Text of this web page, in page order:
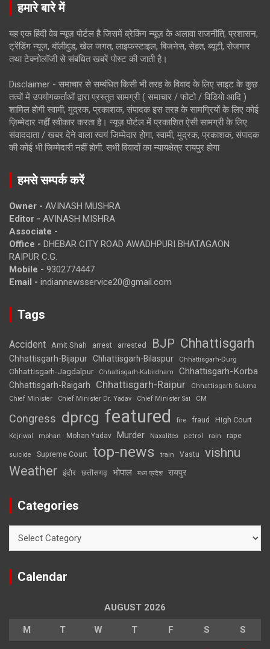
हमारे बारे में
यह एक हिंदी वेब न्यूज़ पोर्टल है जिसमें ब्रेकिंग न्यूज़ के अलावा राजनीति, प्रशासन,
ट्रेंडिंग न्यूज, बॉलीवुड, खेल जगत, लाइफस्टाइल, बिजनेस, सेहत, ब्यूटी, रोजगार
तथा टेक्नोलॉजी से संबंधित खबरें पोस्ट की जाती है।
Disclaimer - समाचार से सम्बंधित किसी भी तरह के विवाद के लिए साइट के कुछ
तत्वों में उपयोगकर्ताओं द्वारा प्रस्तुत सामग्री ( समाचार / फोटो / विडियो आदि )
शामिल होगी स्वामी, मुद्रक, प्रकाशक, संपादक इस तरह के सामग्रियों के लिए कोई
ज़िम्मेदार नहीं स्वीकार करता है। न्यूज़ पोर्टल में प्रकाशित ऐसी सामग्री के लिए
संवाददाता / खबर देने वाला स्वयं जिम्मेदार होगा, स्वामी, मुद्रक, प्रकाशक, संपादक
की कोई भी जिम्मेदारी नहीं होगी. सभी विवादों का न्यायक्षेत्र रायपुर होगा
हमसे सम्पर्क करें
Owner - AVINASH MUSHRA
Editor - AVINASH MISHRA
Associate -
Office - DHEBAR CITY ROAD AWADHPURI BHATAGAON
RAIPUR C.G.
Mobile - 9302774447
Email - indiannewsservice20@gmail.com
Tags
Accident Amit Shah arrest arrested BJP Chhattisgarh
Chhattisgarh-Bijapur Chhattisgarh-Bilaspur Chhattisgarh-Durg
Chhattisgarh-Jagdalpur Chhattisgarh-Kabirdham Chhattisgarh-Korba
Chhattisgarh-Raigarh Chhattisgarh-Raipur
Chhattisgarh-Sukma
Chief Minister
Chief Minister Dr. Yadav Chief Minister Sai CM
Congress dprcg featured fire fraud High Court
Kejriwal mohan Mohan Yadav Murder Naxalites petrol rain rape
suicide Supreme Court top-news train Vastu vishnu
Weather इंदौर छत्तीसगढ़ भोपाल मध्य प्रदेश रायपुर
Categories
Calendar
AUGUST 2026
M T W T F S S